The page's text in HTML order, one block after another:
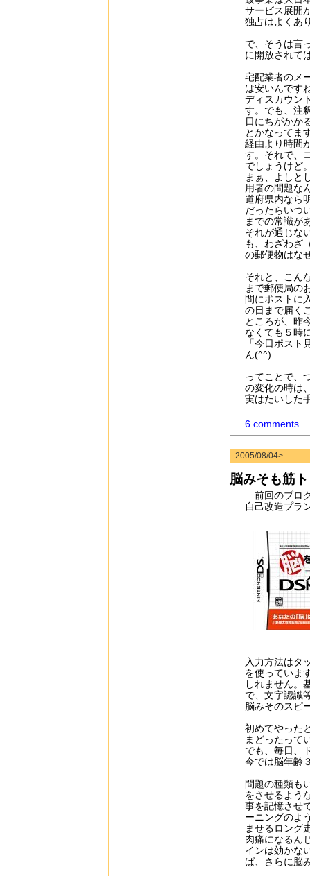
サービス展開
独占はよくあ
で、そうは言
に開放されて
宅配業者のメ
は安いんです
ディスカウン
す。でも、注
日にちがかか
とかなってま
経由より時間
す。それで、
でしょうけど
まぁ、よしと
用者の問題な
道府県内なら
だったらいつ
までの常識が
それが通じな
も、わざわざ
の郵便物はな
それと、こん
まで郵便局の
間にポストに
の日まで届く
ところが、昨
なくても５時
「今日ポス
ん(^^)
ってことで、
の変化の時は
実はたいした
6 comments
2005/08/04>
脳みそも筋
前回のブロ
自己改造プラ
入力方法はタ
を使っていま
しれません。
で、文字認識
脳みそのスピ
初めてやった
まどったって
でも、毎日、
今では脳年齢
問題の種類も
をさせるよう
事を記憶させ
ーニングのよ
ませるロング
肉痛になるん
インは効かな
ば、さらに脳